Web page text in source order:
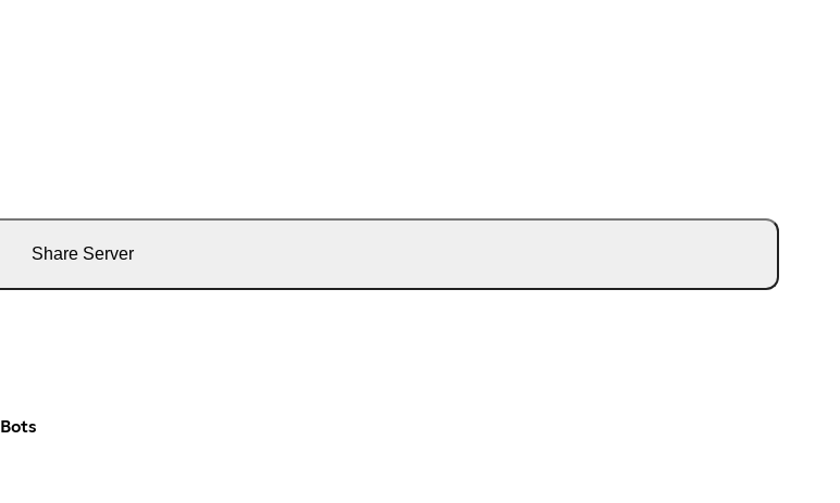
Share Server
Bots